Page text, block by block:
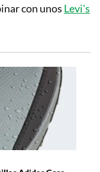
con unos Levi's